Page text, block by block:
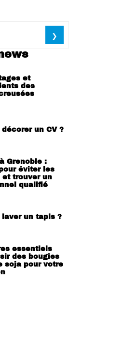
et
des
décorer un CV ?
Grenoble :
éviter les
et trouver un
qualifié
laver un tapis ?
essentiels
des bougies
soja pour votre